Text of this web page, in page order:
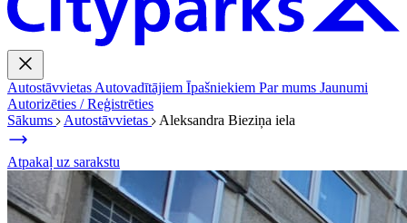
Autostāvvietas Autovadītājiem Īpašniekiem Par mums Jaunumi
Autorizēties / Reģistrēties
Sākums
Autostāvvietas Aleksandra Bieziņa iela
Atpakaļ uz sarakstu